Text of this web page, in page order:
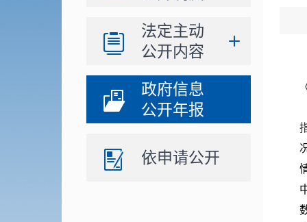
法定主动
公开内容
政府信息
公开年报
依申请公开